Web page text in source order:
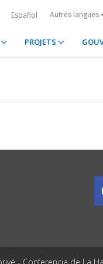
Español Autres langues
PROJETS